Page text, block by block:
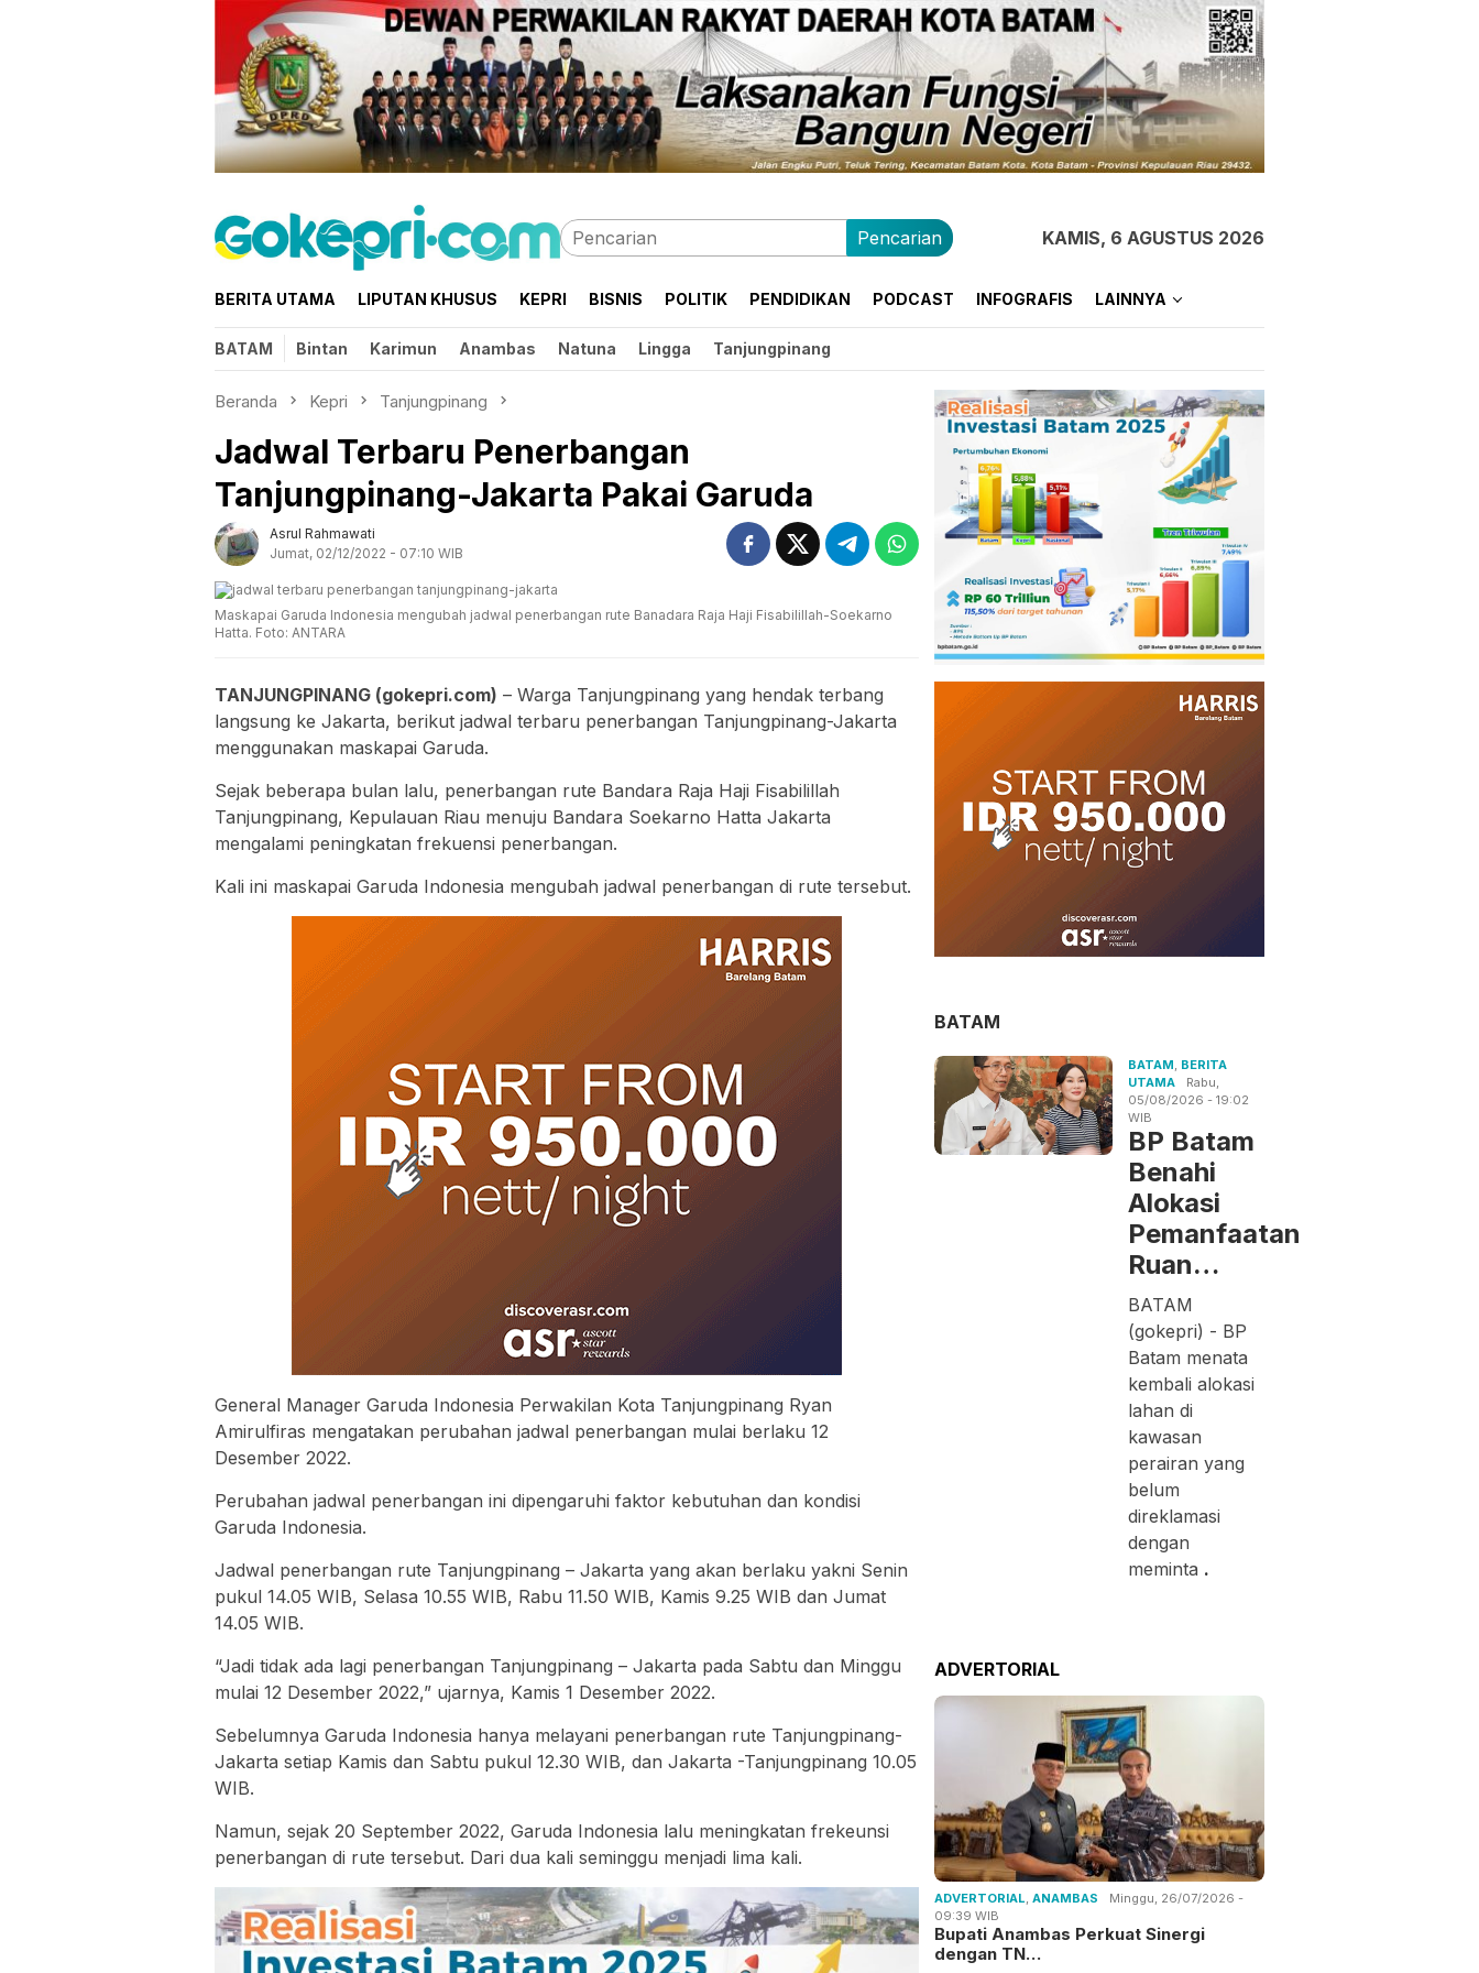
Pencarian KAMIS, 6 AGUSTUS 2026
BERITA UTAMA LIPUTAN KHUSUS KEPRI BISNIS POLITIK PENDIDIKAN PODCAST INFOGRAFIS LAINNYA
BATAM Bintan Karimun Anambas Natuna Lingga Tanjungpinang
Beranda Kepri Tanjungpinang
Jadwal Terbaru Penerbangan
Tanjungpinang-Jakarta Pakai Garuda
Asrul Rahmawati
Jumat, 02/12/2022 - 07:10 WIB
Maskapai Garuda Indonesia mengubah jadwal penerbangan rute Banadara Raja Haji Fisabilillah-Soekarno
Hatta. Foto: ANTARA
TANJUNGPINANG (gokepri.com) – Warga Tanjungpinang yang hendak terbang
langsung ke Jakarta, berikut jadwal terbaru penerbangan Tanjungpinang-Jakarta
menggunakan maskapai Garuda.
Sejak beberapa bulan lalu, penerbangan rute Bandara Raja Haji Fisabilillah
Tanjungpinang, Kepulauan Riau menuju Bandara Soekarno Hatta Jakarta
mengalami peningkatan frekuensi penerbangan.
Kali ini maskapai Garuda Indonesia mengubah jadwal penerbangan di rute tersebut.
General Manager Garuda Indonesia Perwakilan Kota Tanjungpinang Ryan
Amirulfiras mengatakan perubahan jadwal penerbangan mulai berlaku 12
Desember 2022.
Perubahan jadwal penerbangan ini dipengaruhi faktor kebutuhan dan kondisi
Garuda Indonesia.
Jadwal penerbangan rute Tanjungpinang – Jakarta yang akan berlaku yakni Senin
pukul 14.05 WIB, Selasa 10.55 WIB, Rabu 11.50 WIB, Kamis 9.25 WIB dan Jumat
14.05 WIB.
“Jadi tidak ada lagi penerbangan Tanjungpinang – Jakarta pada Sabtu dan Minggu
mulai 12 Desember 2022,” ujarnya, Kamis 1 Desember 2022.
Sebelumnya Garuda Indonesia hanya melayani penerbangan rute Tanjungpinang-
Jakarta setiap Kamis dan Sabtu pukul 12.30 WIB, dan Jakarta -Tanjungpinang 10.05
WIB.
Namun, sejak 20 September 2022, Garuda Indonesia lalu meningkatan frekeunsi
penerbangan di rute tersebut. Dari dua kali seminggu menjadi lima kali.
BATAM
BATAM BERITA
UTAMA
Rabu,
05/08/2026 - 19:02
WIB
BP Batam
Benahi
Alokasi
Pemanfaatan
Ruan…
BATAM
(gokepri) - BP
Batam menata
kembali alokasi
lahan di
kawasan
perairan yang
belum
direklamasi
dengan
meminta .
ADVERTORIAL
ADVERTORIAL,ANAMBAS
Minggu, 26/07/2026 -
09:39 WIB
Bupati Anambas Perkuat Sinergi
dengan TN…